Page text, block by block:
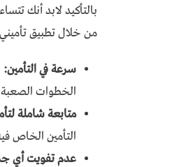
بالتأكيد لابد أنك
من خلال تطبيق
سرعة في التأمين:
الخطوات الصعبة
متابعة شاملة
التأمين الخاص
عدم تفويت أي